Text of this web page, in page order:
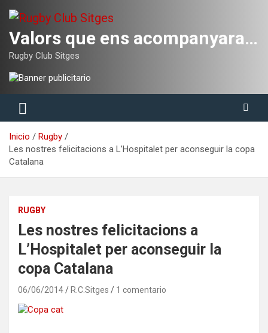
contenido
Valors que ens acompanyaran tota la vida
Rugby Club Sitges
Inicio
Rugby
Les nostres felicitacions a L’Hospitalet per aconseguir la copa
Catalana
RUGBY
Les nostres felicitacions a
L’Hospitalet per aconseguir la
copa Catalana
06/06/2014 R.C.Sitges 1 comentario